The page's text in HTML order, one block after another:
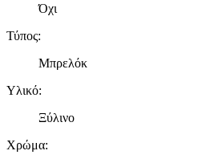
Όχι
Τύπος:
Μπρελόκ
Υλικό:
Ξύλινο
Χρώμα: